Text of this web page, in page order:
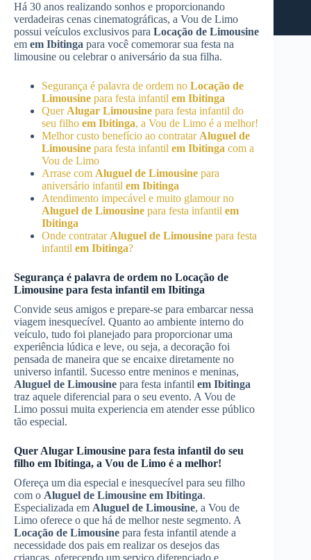
Há 30 anos realizando sonhos e proporcionando
verdadeiras cenas cinematográficas, a Vou de Limo
possui veículos exclusivos para Locação de Limousine
em em Ibitinga para você comemorar sua festa na
limousine ou celebrar o aniversário da sua filha.
Segurança é palavra de ordem no Locação de
Limousine para festa infantil em Ibitinga
Quer Alugar Limousine para festa infantil do
seu filho em Ibitinga, a Vou de Limo é a melhor!
Melhor custo benefício ao contratar Aluguel de
Limousine para festa infantil em Ibitinga com a
Vou de Limo
Arrase com Aluguel de Limousine para
aniversário infantil em Ibitinga
Atendimento impecável e muito glamour no
Aluguel de Limousine para festa infantil em
Ibitinga
Onde contratar Aluguel de Limousine para festa
infantil em Ibitinga?
Segurança é palavra de ordem no Locação de
Limousine para festa infantil em Ibitinga
Convide seus amigos e prepare-se para embarcar nessa
viagem inesquecível. Quanto ao ambiente interno do
veículo, tudo foi planejado para proporcionar uma
experiência lúdica e leve, ou seja, a decoração foi
pensada de maneira que se encaixe diretamente no
universo infantil. Sucesso entre meninos e meninas,
Aluguel de Limousine para festa infantil em Ibitinga
traz aquele diferencial para o seu evento. A Vou de
Limo possui muita experiencia em atender esse público
tão especial.
Quer Alugar Limousine para festa infantil do seu
filho em Ibitinga, a Vou de Limo é a melhor!
Ofereça um dia especial e inesquecível para seu filho
com o Aluguel de Limousine em Ibitinga.
Especializada em Aluguel de Limousine, a Vou de
Limo oferece o que há de melhor neste segmento. A
Locação de Limousine para festa infantil atende a
necessidade dos pais em realizar os desejos das
crianças, oferecendo um serviço diferenciado e